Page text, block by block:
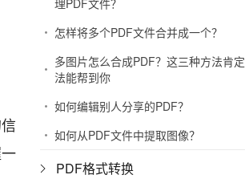
理PDF文件？
怎样将多个PDF文件合并成一个？
多图片怎么合成PDF？这三种方法肯
法能帮到你
如何编辑别人分享的PDF？
如何从PDF文件中提取图像？
PDF格式转换